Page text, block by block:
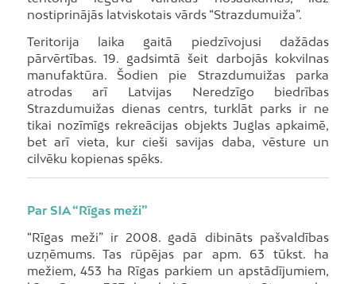
nostiprinājās latviskotais vārds “Strazdumuiža”.
Teritorija laika gaitā piedzīvojusi dažādas
pārvērtības. 19. gadsimtā šeit darbojās kokvilnas
manufaktūra. Šodien pie Strazdumuižas parka
atrodas arī Latvijas Neredzīgo biedrības
Strazdumuižas dienas centrs, turklāt parks ir ne
tikai nozīmīgs rekreācijas objekts Juglas apkaimē,
bet arī vieta, kur cieši savijas daba, vēsture un
cilvēku kopienas spēks.
Par SIA “Rīgas meži”
“Rīgas meži” ir 2008. gadā dibināts pašvaldības
uzņēmums. Tas rūpējas par apm. 63 tūkst. ha
mežiem, 453 ha Rīgas parkiem un apstādījumiem,